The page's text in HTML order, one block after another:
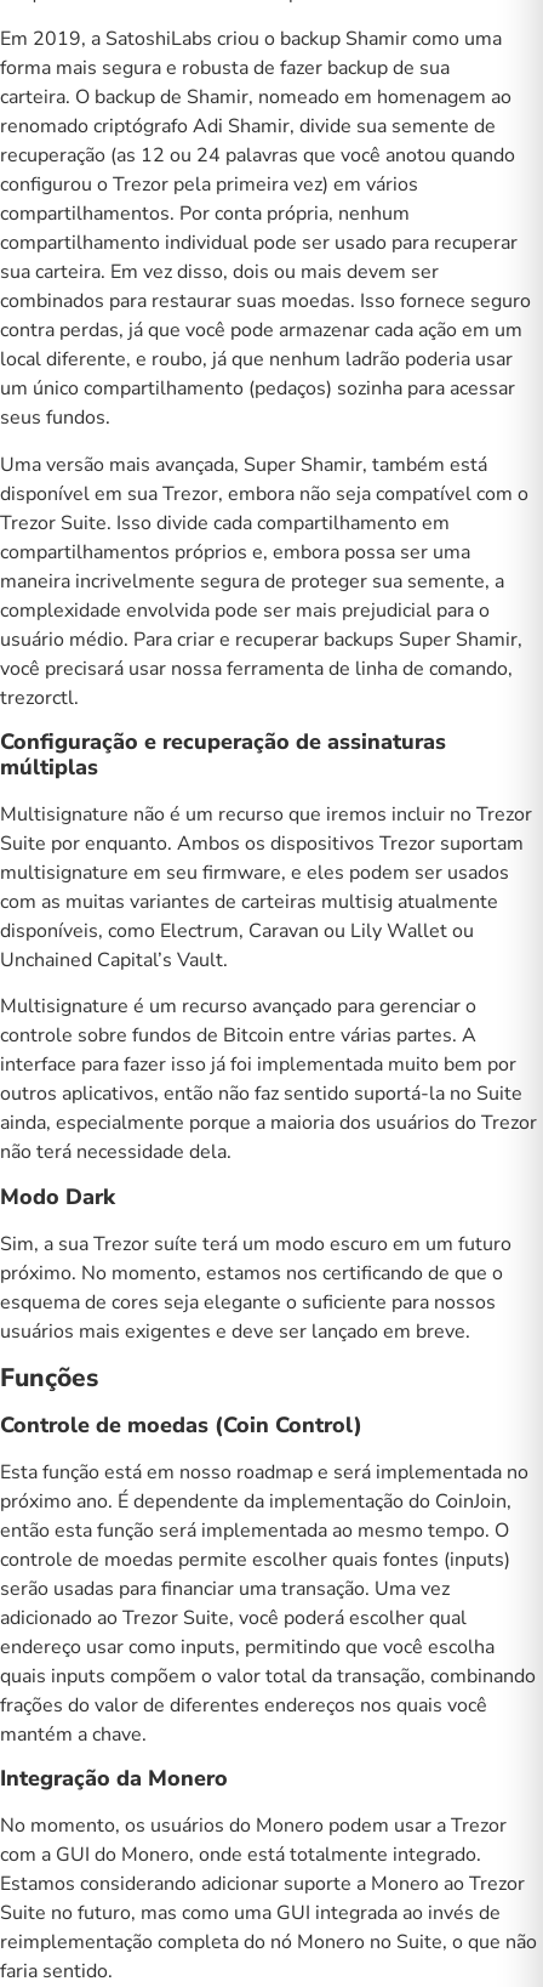
Em 2019, a SatoshiLabs criou o backup Shamir como uma
forma mais segura e robusta de fazer backup de sua
carteira. O backup de Shamir, nomeado em homenagem ao
renomado criptógrafo Adi Shamir, divide sua semente de
recuperação (as 12 ou 24 palavras que você anotou quando
configurou o Trezor pela primeira vez) em vários
compartilhamentos. Por conta própria, nenhum
compartilhamento individual pode ser usado para recuperar
sua carteira. Em vez disso, dois ou mais devem ser
combinados para restaurar suas moedas. Isso fornece seguro
contra perdas, já que você pode armazenar cada ação em um
local diferente, e roubo, já que nenhum ladrão poderia usar
um único compartilhamento (pedaços) sozinha para acessar
seus fundos.
Uma versão mais avançada, Super Shamir, também está
disponível em sua Trezor, embora não seja compatível com o
Trezor Suite. Isso divide cada compartilhamento em
compartilhamentos próprios e, embora possa ser uma
maneira incrivelmente segura de proteger sua semente, a
complexidade envolvida pode ser mais prejudicial para o
usuário médio. Para criar e recuperar backups Super Shamir,
você precisará usar nossa ferramenta de linha de comando,
trezorctl.
Configuração e recuperação de assinaturas
múltiplas
Multisignature não é um recurso que iremos incluir no Trezor
Suite por enquanto. Ambos os dispositivos Trezor suportam
multisignature em seu firmware, e eles podem ser usados ​​
com as muitas variantes de carteiras multisig atualmente
disponíveis, como Electrum, Caravan ou Lily Wallet ou
Unchained Capital’s Vault.
Multisignature é um recurso avançado para gerenciar o
controle sobre fundos de Bitcoin entre várias partes. A
interface para fazer isso já foi implementada muito bem por
outros aplicativos, então não faz sentido suportá-la no Suite
ainda, especialmente porque a maioria dos usuários do Trezor
não terá necessidade dela.
Modo Dark
Sim, a sua Trezor suíte terá um modo escuro em um futuro
próximo. No momento, estamos nos certificando de que o
esquema de cores seja elegante o suficiente para nossos
usuários mais exigentes e deve ser lançado em breve.
Funções
Controle de moedas (Coin Control)
Esta função está em nosso roadmap e será implementada no
próximo ano. É dependente da implementação do CoinJoin,
então esta função será implementada ao mesmo tempo. O
controle de moedas permite escolher quais fontes (inputs)
serão usadas para financiar uma transação. Uma vez
adicionado ao Trezor Suite, você poderá escolher qual
endereço usar como inputs, permitindo que você escolha
quais inputs compõem o valor total da transação, combinando
frações do valor de diferentes endereços nos quais você
mantém a chave.
Integração da Monero
No momento, os usuários do Monero podem usar aTrezor
com a GUI do Monero, onde está totalmente integrado.
Estamos considerando adicionar suporte a Monero ao Trezor
Suite no futuro, mas como uma GUI integrada ao invés de
reimplementação completa do nó Monero no Suite, o que não
faria sentido.